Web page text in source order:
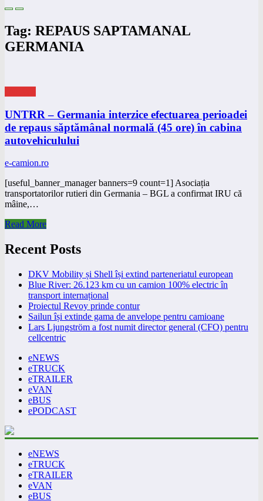
Tag: REPAUS SAPTAMANAL
GERMANIA
UNTRR – Germania interzice efectuarea perioadei
de repaus săptămânal normală (45 ore) în cabina
autovehiculului
e-camion.ro
[useful_banner_manager banners=9 count=1] Asociația
transportatorilor rutieri din Germania – BGL a confirmat IRU că
mâine,…
Read More
Recent Posts
DKV Mobility și Shell își extind parteneriatul european
Blue River: 26.123 km cu un camion 100% electric în
transport internațional
Proiectul Revoy prinde contur
Sailun își extinde gama de anvelope pentru camioane
Lars Ljungström a fost numit director general (CFO) pentru
cellcentric
eNEWS
eTRUCK
eTRAILER
eVAN
eBUS
ePODCAST
eNEWS
eTRUCK
eTRAILER
eVAN
eBUS